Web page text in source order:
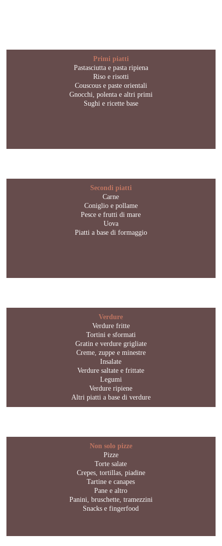
Primi piatti
Pastasciutta e pasta ripiena
Riso e risotti
Couscous e paste orientali
Gnocchi, polenta e altri primi
Sughi e ricette base
Secondi piatti
Carne
Coniglio e pollame
Pesce e frutti di mare
Uova
Piatti a base di formaggio
Verdure
Verdure fritte
Tortini e sformati
Gratin e verdure grigliate
Creme, zuppe e minestre
Insalate
Verdure saltate e frittate
Legumi
Verdure ripiene
Altri piatti a base di verdure
Non solo pizze
Pizze
Torte salate
Crepes, tortillas, piadine
Tartine e canapes
Pane e altro
Panini, bruschette, tramezzini
Snacks e fingerfood